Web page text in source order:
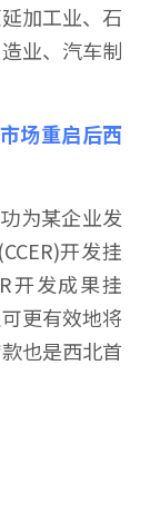
加工业、石
业、汽车制
场重启后西
为某企业发
开发挂
开发成果挂
更有效地将
也是西北首